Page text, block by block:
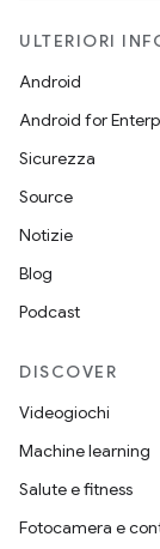
ULTERIORI
Android
Android for
Sicurezza
Source
Notizie
Blog
Podcast
DISCOVER
Videogiochi
Machine learning
Salute e fitness
Fotocamera e